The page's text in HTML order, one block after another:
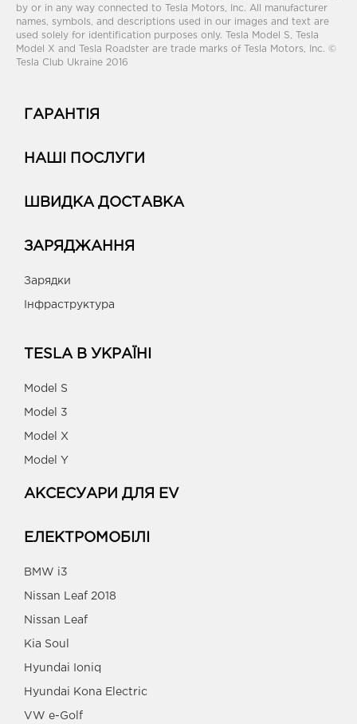
by or in any way connected to Tesla Motors, Inc. All manufacturer
names, symbols, and descriptions used in our images and text are
used solely for identification purposes only. Tesla Model S, Tesla
Model X and Tesla Roadster are trade marks of Tesla Motors, Inc. ©
Tesla Club Ukraine 2016
ГАРАНТІЯ
НАШІ ПОСЛУГИ
ШВИДКА ДОСТАВКА
ЗАРЯДЖАННЯ
Зарядки
Інфраструктура
TESLA В УКРАЇНІ
Model S
Model 3
Model X
Model Y
АКСЕСУАРИ ДЛЯ EV
ЕЛЕКТРОМОБІЛІ
BMW i3
Nissan Leaf 2018
Nissan Leaf
Kia Soul
Hyundai Ioniq
Hyundai Kona Electric
VW e-Golf